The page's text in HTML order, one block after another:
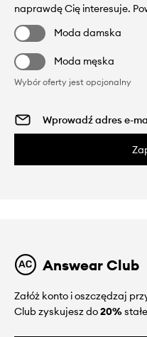
naprawdę Cię interesuje.
Moda damska
Moda męska
Wybór oferty jest opcjonalny
Answear Club
Załóż konto i oszczędzaj
Club zyskujesz do20%